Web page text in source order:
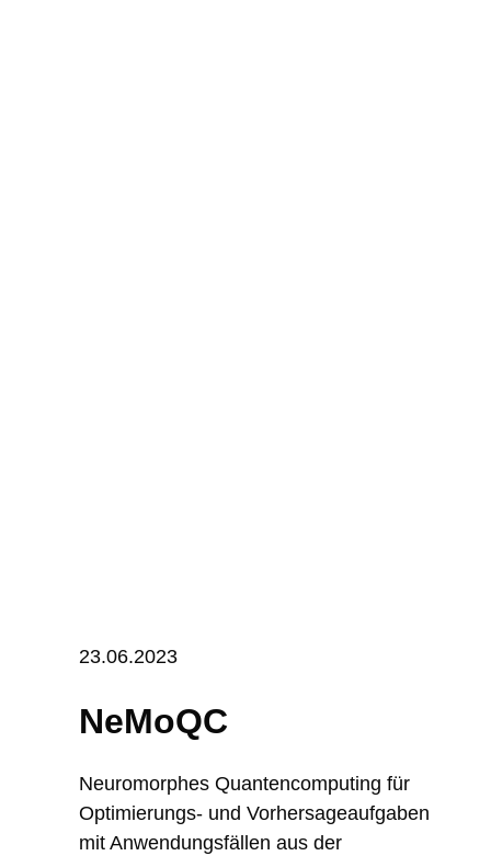
23.06.2023
NeMoQC
Neuromorphes Quantencomputing für
Optimierungs- und Vorhersageaufgaben
mit Anwendungsfällen aus der